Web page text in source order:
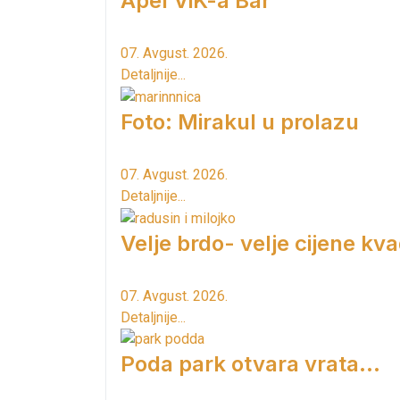
07. Avgust. 2026.
Detaljnije...
Foto: Mirakul u prolazu
07. Avgust. 2026.
Detaljnije...
Velje brdo- velje cijene
07. Avgust. 2026.
Detaljnije...
Poda park otvara vrata...